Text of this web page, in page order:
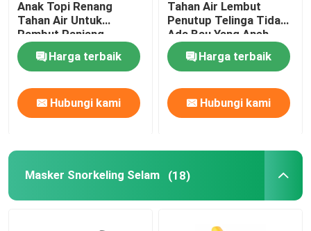
Anak Topi Renang
Tahan Air Untuk
Rambut Panjang
Rambut Pendek
Harga terbaik
Hubungi kami
Tahan Air Lembut
Penutup Telinga Tidak
Ada Bau Yang Aneh
Harga terbaik
Hubungi kami
Masker Snorkeling Selam (18)